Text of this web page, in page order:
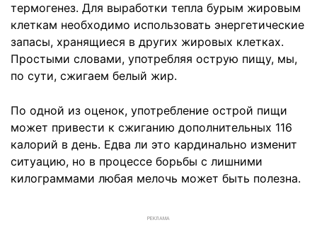
термогенез. Для выработки тепла бурым жировым
клеткам необходимо использовать энергетические
запасы, хранящиеся в других жировых клетках.
Простыми словами, употребляя острую пищу, мы,
по сути, сжигаем белый жир.
По одной из оценок, употребление острой пищи
может привести к сжиганию дополнительных 116
калорий в день. Едва ли это кардинально изменит
ситуацию, но в процессе борьбы с лишними
килограммами любая мелочь может быть полезна.
РЕКЛАМА